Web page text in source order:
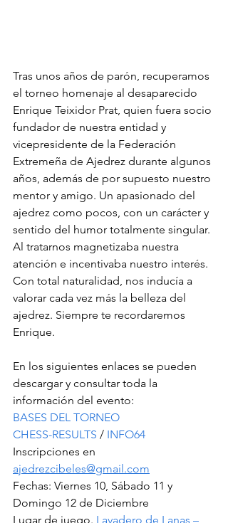
Tras unos años de parón, recuperamos
el torneo homenaje al desaparecido
Enrique Teixidor Prat, quien fuera socio
fundador de nuestra entidad y
vicepresidente de la Federación
Extremeña de Ajedrez durante algunos
años, además de por supuesto nuestro
mentor y amigo. Un apasionado del
ajedrez como pocos, con un carácter y
sentido del humor totalmente singular.
Al tratarnos magnetizaba nuestra
atención e incentivaba nuestro interés.
Con total naturalidad, nos inducía a
valorar cada vez más la belleza del
ajedrez. Siempre te recordaremos
Enrique.
En los siguientes enlaces se pueden
descargar y consultar toda la
información del evento:
BASES DEL TORNEO
CHESS-RESULTS / INFO64
Inscripciones en
ajedrezcibeles@gmail.com
Fechas: Viernes 10, Sábado 11 y
Domingo 12 de Diciembre
Lugar de juego. Lavadero de Lanas –